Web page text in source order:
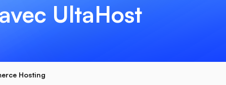
UltaHost
Hosting